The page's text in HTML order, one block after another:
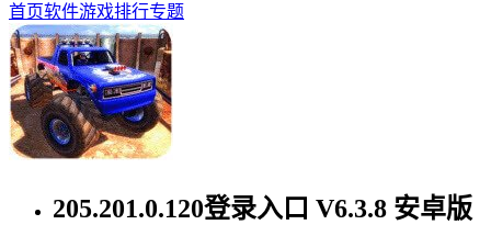
首页软件游戏排行专题
205.201.0.120登录入口 V6.3.8 安卓版